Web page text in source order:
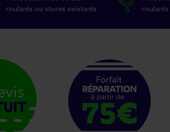
roulants ou stores existants